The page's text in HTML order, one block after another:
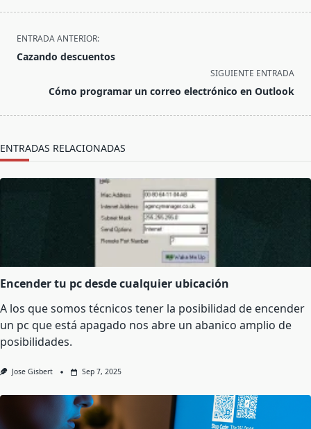
<span
class="nav-
text">Página</span>
ENTRADA ANTERIOR:
Cazando descuentos
SIGUIENTE ENTRADA
Cómo programar un correo electrónico en Outlook
ENTRADAS RELACIONADAS
Encender tu pc desde cualquier ubicación
A los que somos técnicos tener la posibilidad de encender
un pc que está apagado nos abre un abanico amplio de
posibilidades.
Jose Gisbert Sep 7, 2025